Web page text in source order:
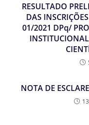
RESULTADO
DAS
01/2021 DPq/
NOTA DE